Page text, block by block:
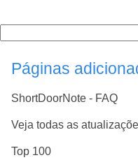
Páginas
ShortDoorNote - FAQ
Veja todas as
Top 100